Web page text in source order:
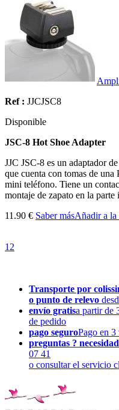
Ref : JJCJSC8
Disponible
JSC-8 Hot Shoe Adapter
JJC JSC-8 es un adaptador
que cuenta con tomas de
mini teléfono. Tiene un
montaje de zapato en la parte
11.90 € Saber másAñadir a la
1 2
Transporte por
o punto de relevo
envío gratisa partir de
de pedido
pago seguroPago en 3
preguntas ?
07 41
o consultar el servicio